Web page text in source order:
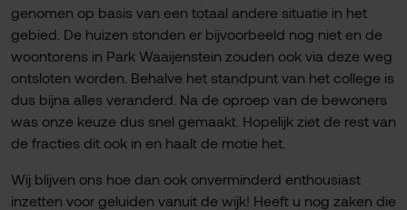
genomen op basis van een totaal andere situatie in het
gebied. De huizen stonden er bijvoorbeeld nog niet en de
woontorens in Park Waaijenstein zouden ook via deze weg
ontsloten worden. Behalve het standpunt van het college is
dus bijna alles veranderd. Na de oproep van de bewoners
was onze keuze dus snel gemaakt. Hopelijk ziet de rest van
de fracties dit ook in en haalt de motie het.
Wij blijven ons hoe dan ook onverminderd enthousiast
inzetten voor geluiden vanuit de wijk! Heeft u nog zaken die